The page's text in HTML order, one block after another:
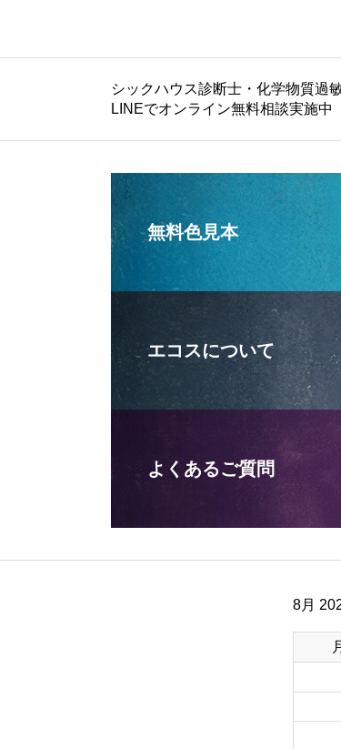
シックハウス診断士・化学物質過
LINEでオンライン無料相談実施
無料色見本
エコスについて
よくあるご質問
8月